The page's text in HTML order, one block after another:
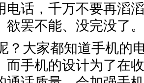
电话，千万不要再滔
欲罢不能、没完没了。
？大家都知道手机的
而手机的设计为了在